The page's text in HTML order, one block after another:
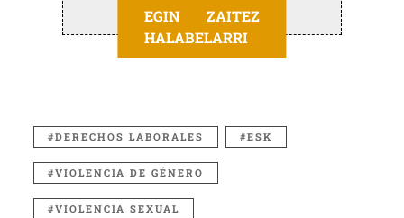
EGIN ZAITEZ
HALABELARRI
DERECHOS LABORALES ESK
VIOLENCIA DE GÉNERO
VIOLENCIA SEXUAL